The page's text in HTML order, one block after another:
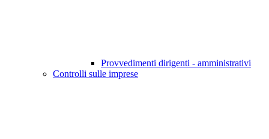
Provvedimenti dirigenti - amministrativi
Controlli sulle imprese